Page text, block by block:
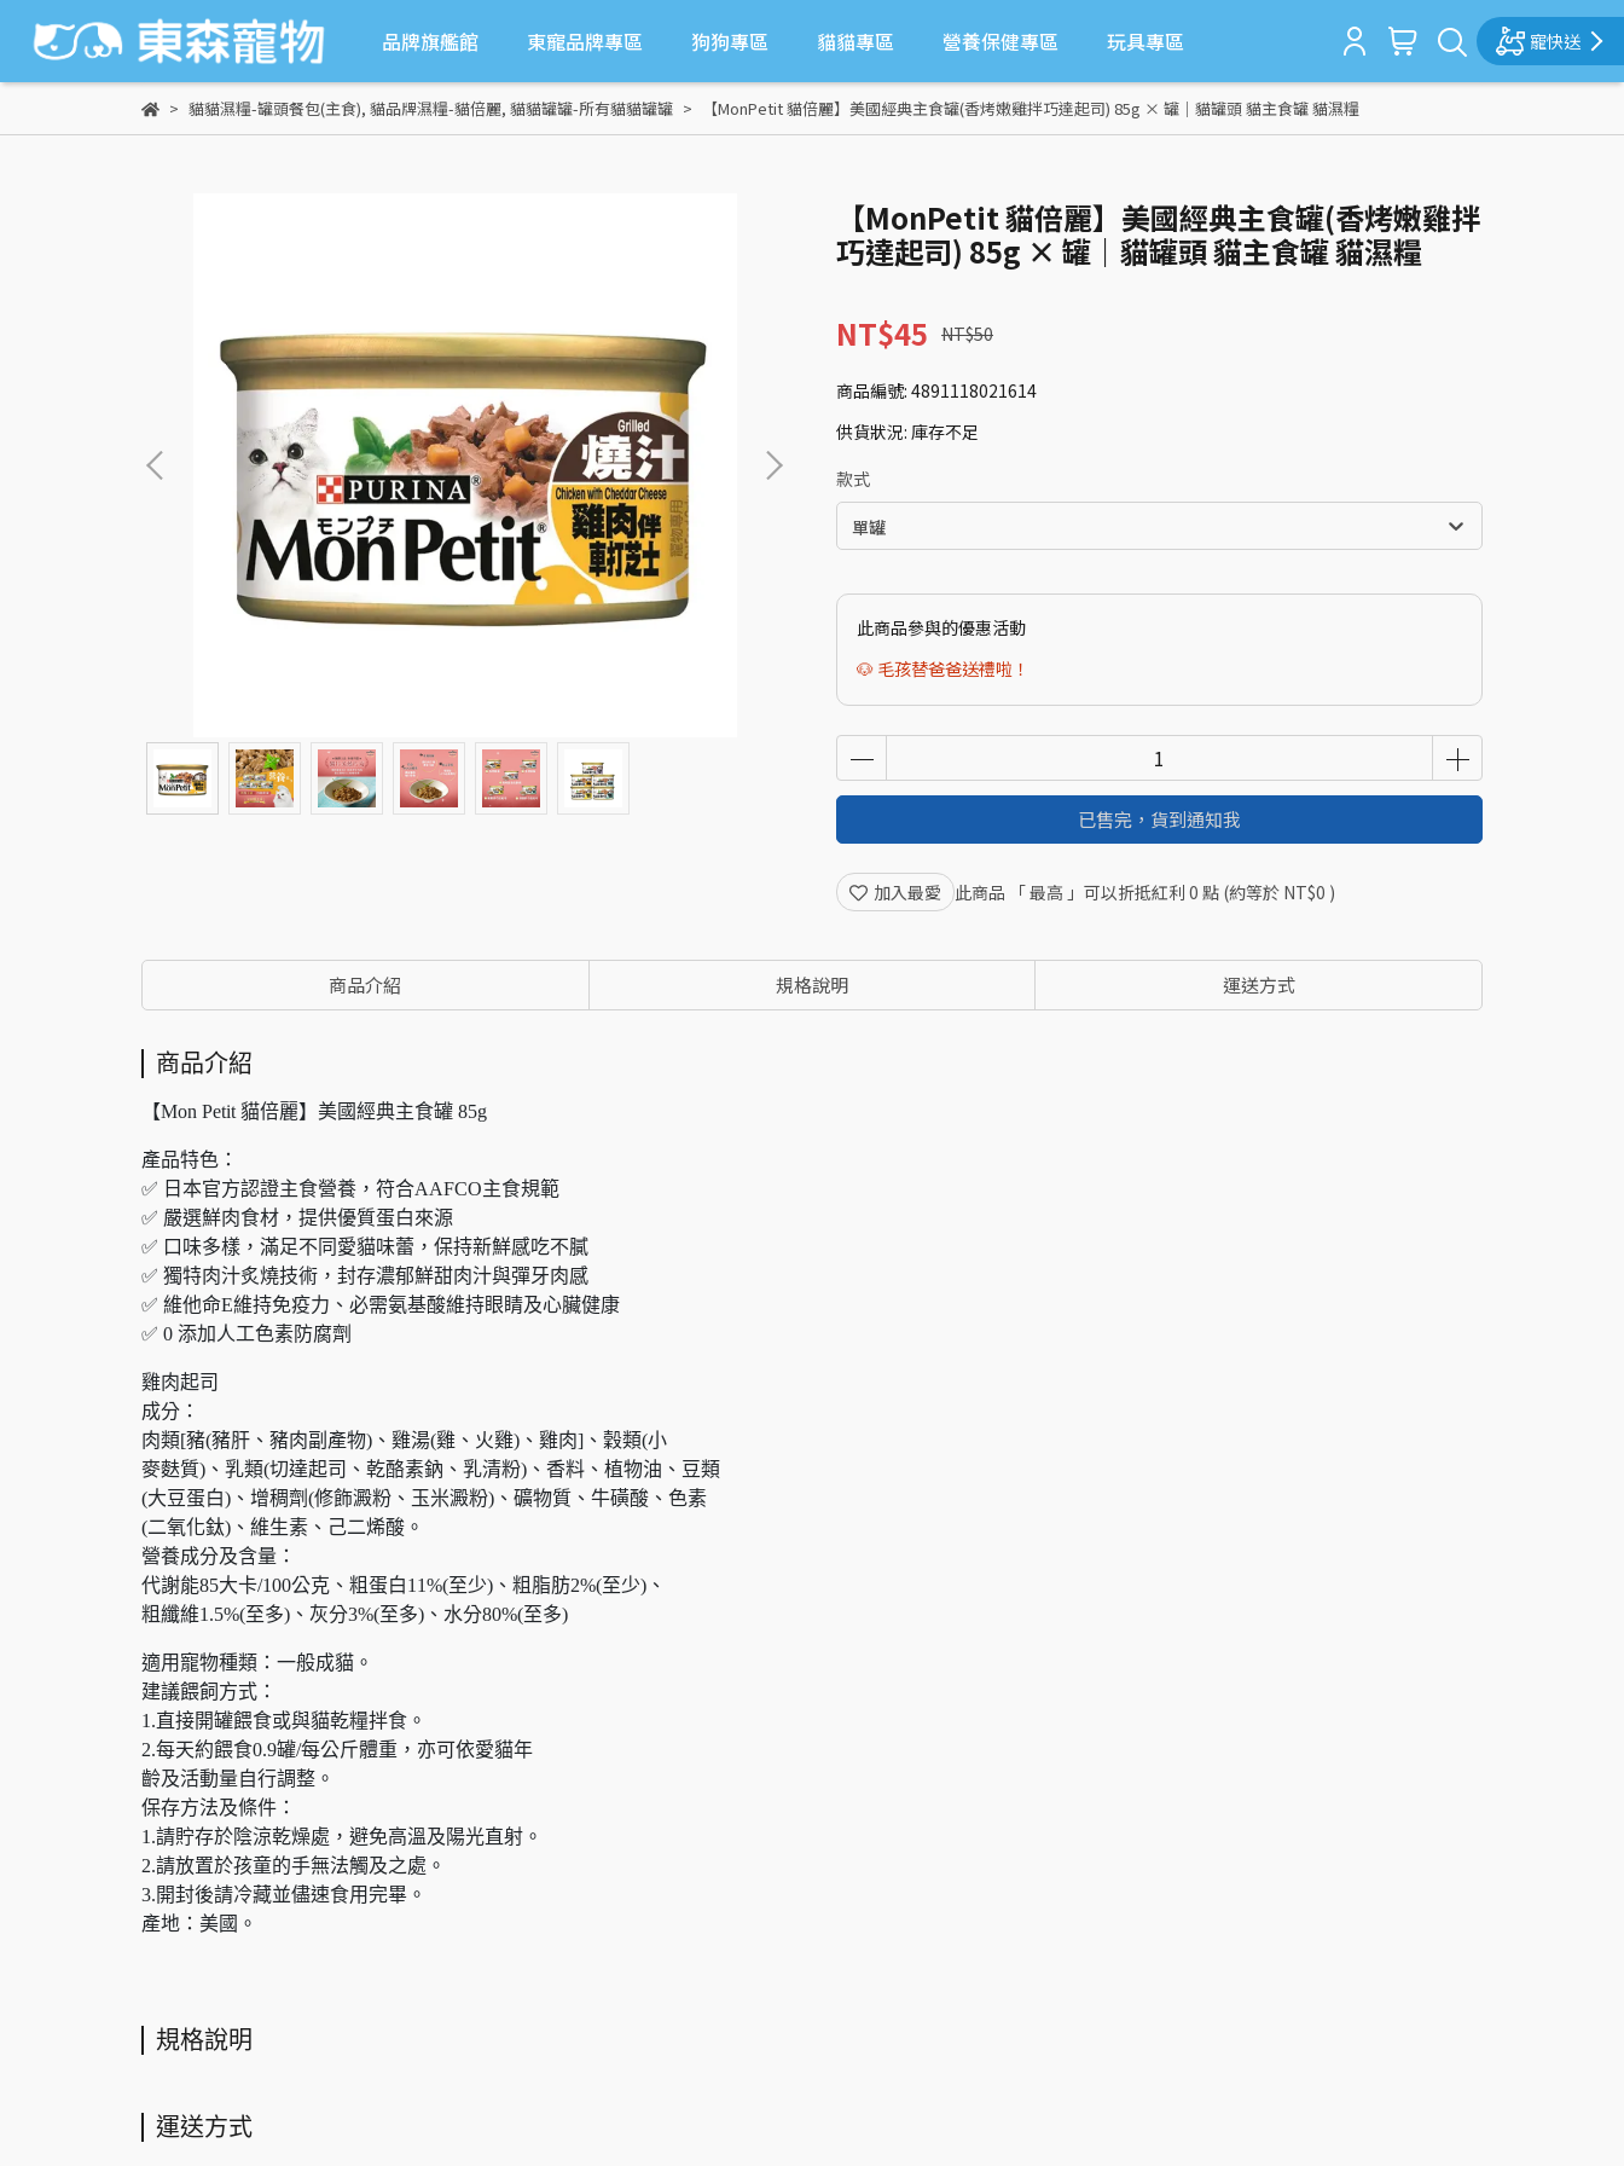
品牌旗艦館 東寵品牌專區 狗狗專區 貓貓專區 營養保健專區 玩具專區 寵快送
貓貓濕糧-罐頭餐包(主食), 貓品牌濕糧-貓倍麗, 貓貓罐罐-所有貓貓罐罐 【MonPetit 貓倍麗】美國經典主食罐(香烤嫩雞拌巧達起司) 85g × 罐｜貓罐頭 貓主食罐 貓濕糧
【MonPetit 貓倍麗】美國經典主食罐(香烤嫩雞拌
巧達起司) 85g × 罐｜貓罐頭 貓主食罐 貓濕糧
NT$45 NT$50
商品編號: 4891118021614
供貨狀況: 庫存不足
款式
此商品參與的優惠活動
🐶 毛孩替爸爸送禮啦！
已售完，貨到通知我
加入最愛 此商品 「 最高 」可以折抵紅利 0 點 (約等於 NT$0 )
商品介紹 規格說明 運送方式
商品介紹
【Mon Petit 貓倍麗】美國經典主食罐 85g
產品特色：
✅ 日本官方認證主食營養，符合AAFCO主食規範
✅ 嚴選鮮肉食材，提供優質蛋白來源
✅ 口味多樣，滿足不同愛貓味蕾，保持新鮮感吃不膩
✅ 獨特肉汁炙燒技術，封存濃郁鮮甜肉汁與彈牙肉感
✅ 維他命E維持免疫力、必需氨基酸維持眼睛及心臟健康
✅ 0 添加人工色素防腐劑
雞肉起司
成分：
肉類[豬(豬肝、豬肉副產物)、雞湯(雞、火雞)、雞肉]、穀類(小
麥麩質)、乳類(切達起司、乾酪素鈉、乳清粉)、香料、植物油、豆類
(大豆蛋白)、增稠劑(修飾澱粉、玉米澱粉)、礦物質、牛磺酸、色素
(二氧化鈦)、維生素、己二烯酸。
營養成分及含量：
代謝能85大卡/100公克、粗蛋白11%(至少)、粗脂肪2%(至少)、
粗纖維1.5%(至多)、灰分3%(至多)、水分80%(至多)
適用寵物種類：一般成貓。
建議餵飼方式：
1.直接開罐餵食或與貓乾糧拌食。
2.每天約餵食0.9罐/每公斤體重，亦可依愛貓年
齡及活動量自行調整。
保存方法及條件：
1.請貯存於陰涼乾燥處，避免高溫及陽光直射。
2.請放置於孩童的手無法觸及之處。
3.開封後請冷藏並儘速食用完畢。
產地：美國。
規格說明
運送方式